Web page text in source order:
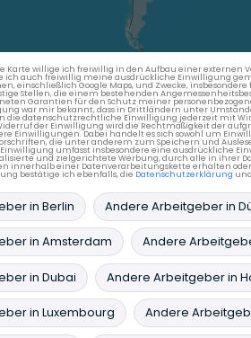
Karte willige ich freiwillig in den Aufbau einer externen
ich auch freiwillig meine ausdrückliche Einwilligung
einschließlich Google Maps, und Zwecke,
Stellen, die einem bestehenden
Garantien für den Schutz meiner
war mir bekannt, dass in Drittländern unter
die datenschutzrechtliche Einwilligung jederzeit mit
der Einwilligung wird die Rechtmäßigkeit der
Einwilligungen. Dabei handelt es sich sowohl um
die unter anderem zum Speichern und
umfasst insbesondere eine ausdrückliche
und zielgerichtete Werbung, durch alle in ihrer
innerhalb einer Datenverarbeitungskette erhalten
bestätige ich ebenfalls, die Datenschutzerklärung
in Berlin Andere Arbeitgeber in
in Amsterdam Andere
in Dubai Andere Arbeitgeber in
in Luxembourg Andere